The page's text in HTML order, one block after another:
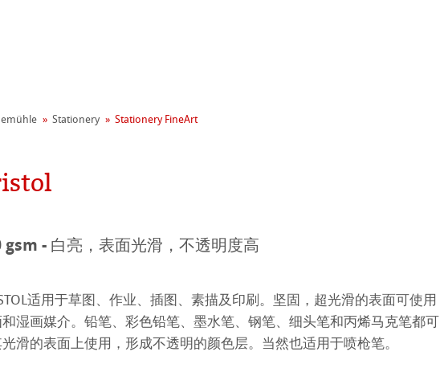
会项目——绿色公鸡 - Green Rooster
张&品质
光面艺术纸 平滑面
光面艺术纸
术画布
内姆勒Photo系列
常见问题-数字艺术
何安装ICC文件
早型号的打印机
Excellence Program
证工作室
系我们相册 & QT Albums
姆勒FineArt喷墨亚麻布相册
Albums x Hahnemühle
护及认证
Collection
Collection - Watercolour
Collection - Ingres Pastel
纤维Natural Line系列美术纸
Stationery Stationery FineArt
gsm - 白亮，表面光滑，不透明度高
适用于草图、作业、插图、素描及印刷。坚固，超光滑的表面可使用
湿画媒介。铅笔、彩色铅笔、墨水笔、钢笔、细头笔和丙烯马克笔都可
滑的表面上使用，形成不透明的颜色层。当然也适用于喷枪笔。